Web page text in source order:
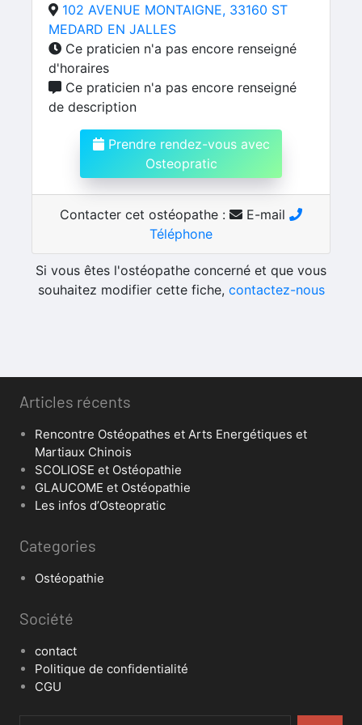
102 AVENUE MONTAIGNE, 33160 ST
MEDARD EN JALLES
Ce praticien n'a pas encore renseigné
d'horaires
Ce praticien n'a pas encore renseigné
de description
Prendre rendez-vous avec
Osteopratic
Contacter cet ostéopathe :
E-mail
Téléphone
Si vous êtes l'ostéopathe concerné et que vous
souhaitez modifier cette fiche, contactez-nous
Articles récents
Rencontre Ostéopathes et Arts Energétiques et
Martiaux Chinois
SCOLIOSE et Ostéopathie
GLAUCOME et Ostéopathie
Les infos d’Osteopratic
Categories
Ostéopathie
Société
contact
Politique de confidentialité
CGU